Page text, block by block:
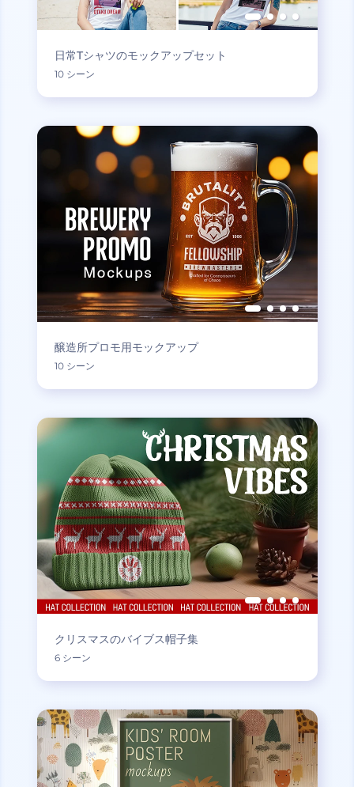
日常Tシャツのモックアップセット
10 シーン
醸造所プロモ用モックアップ
10 シーン
クリスマスのバイブス帽子集
6 シーン